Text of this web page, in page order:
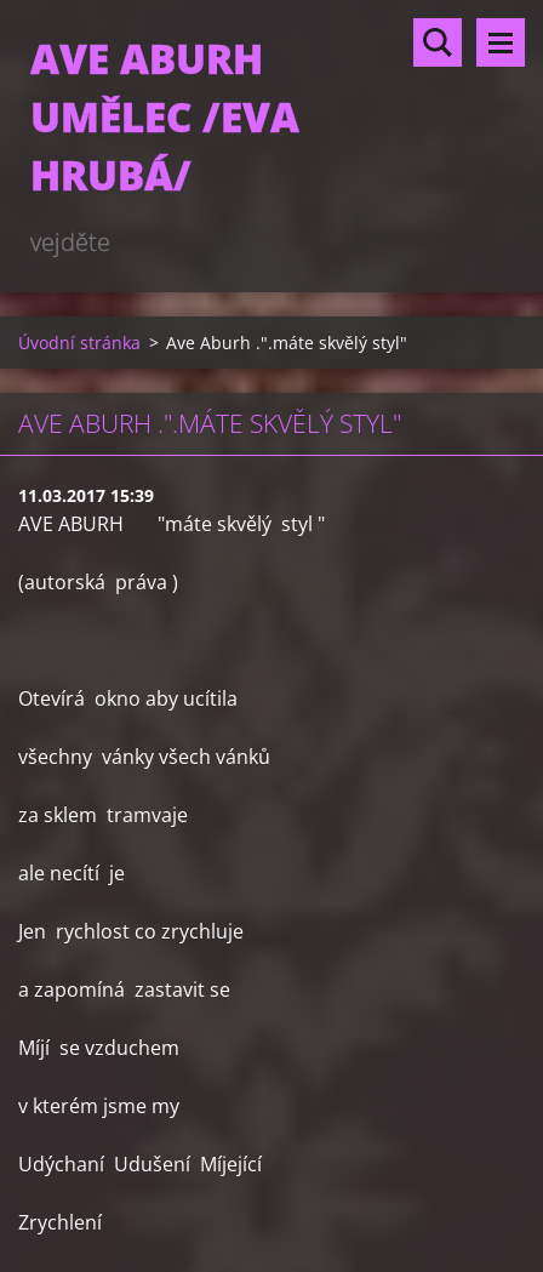
AVE ABURH
UMĚLEC /EVA
HRUBÁ/
vejděte
Úvodní stránka > Ave Aburh .".máte skvělý styl"
AVE ABURH .".MÁTE SKVĚLÝ STYL"
11.03.2017 15:39
AVE ABURH "máte skvělý styl "
(autorská práva )
Otevírá okno aby ucítila
všechny vánky všech vánků
za sklem tramvaje
ale necítí je
Jen rychlost co zrychluje
a zapomíná zastavit se
Míjí se vzduchem
v kterém jsme my
Udýchaní Udušení Míjející
Zrychlení